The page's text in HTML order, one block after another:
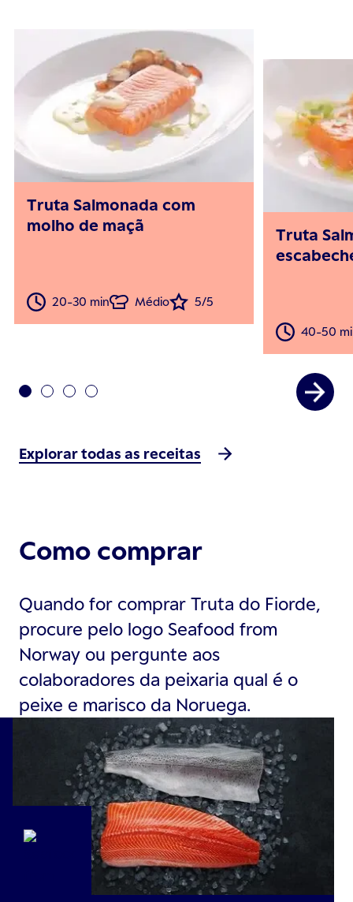
Truta Salmonada com
molho de maçã
20-30 min Médio 5/5
Truta
40-50
Explorar todas as receitas
Como comprar
Quando for comprar Truta do Fiorde,
procure pelo logo Seafood from
Norway ou pergunte aos
colaboradores da peixaria qual é o
peixe e marisco da Noruega.